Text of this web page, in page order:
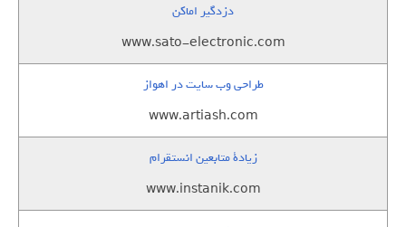
دزدگیر اماکن
www.sato-electronic.com
طراحی وب سایت در اهواز
www.artiash.com
زيادة متابعين انستقرام
www.instanik.com